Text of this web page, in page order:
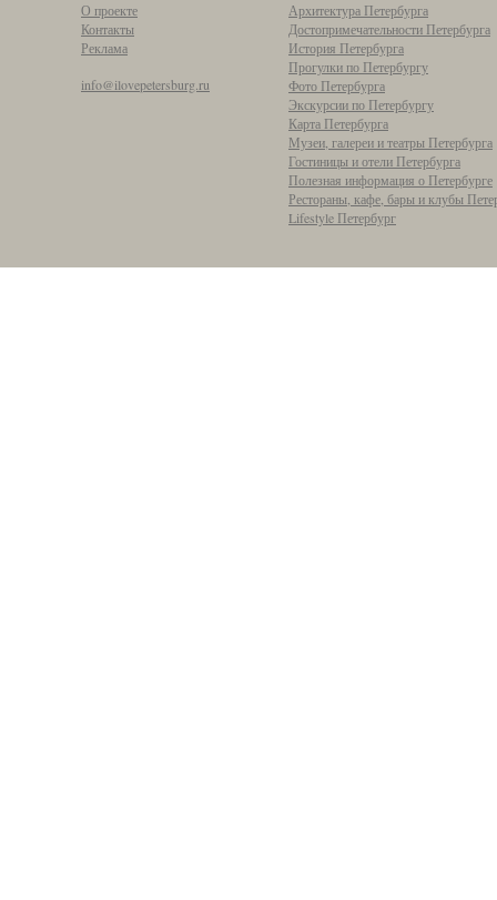
О проекте
Контакты
Реклама
info@ilovepetersburg.ru
Архитектура Петербурга
Достопримечательности Петербурга
История Петербурга
Прогулки по Петербургу
Фото Петербурга
Экскурсии по Петербургу
Карта Петербурга
Музеи, галереи и театры Петербурга
Гостиницы и отели Петербурга
Полезная информация о Петербурге
Рестораны, кафе, бары и клубы
Lifestyle Петербург